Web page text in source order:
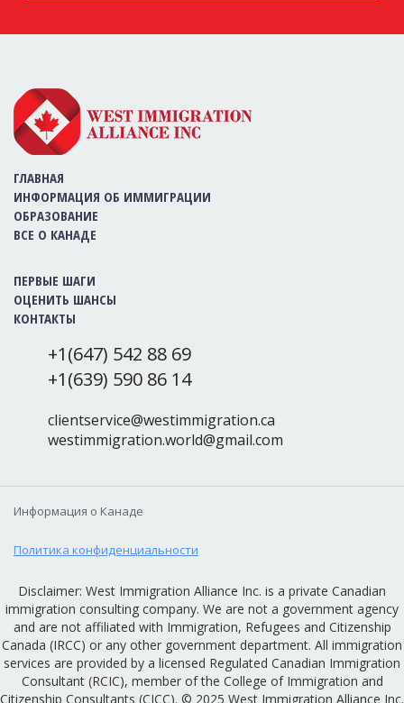
ГЛАВНАЯ
ИНФОРМАЦИЯ ОБ ИММИГРАЦИИ
ОБРАЗОВАНИЕ
ВСЕ О КАНАДЕ
ПЕРВЫЕ ШАГИ
ОЦЕНИТЬ ШАНСЫ
КОНТАКТЫ
+1(647) 542 88 69
+1(639) 590 86 14
clientservice@westimmigration.ca
westimmigration.world@gmail.com
Информация о Канаде
Политика конфиденциальности
Disclaimer: West Immigration Alliance Inc. is a private Canadian
immigration consulting company. We are not a government agency
and are not affiliated with Immigration, Refugees and Citizenship
Canada (IRCC) or any other government department. All immigration
services are provided by a licensed Regulated Canadian Immigration
Consultant (RCIC), member of the College of Immigration and
Citizenship Consultants (CICC). © 2025 West Immigration Alliance Inc.